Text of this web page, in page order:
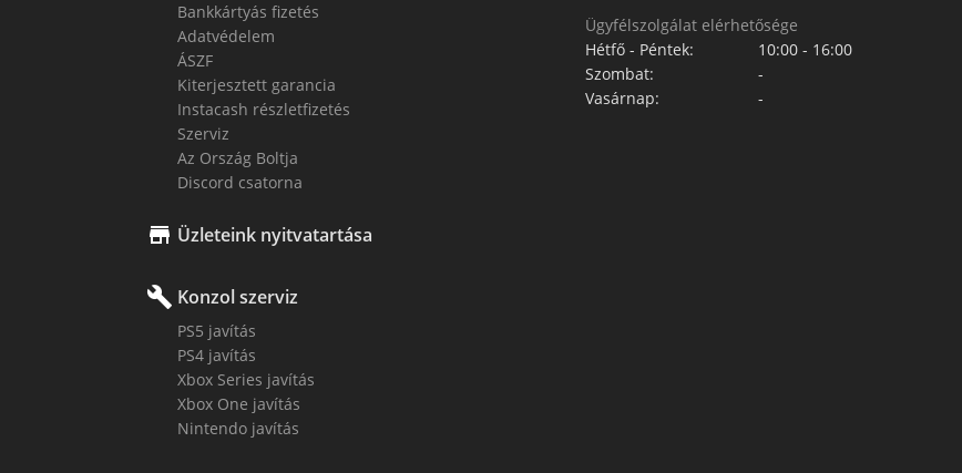
Bankkártyás fizetés
Adatvédelem
ÁSZF
Kiterjesztett garancia
Instacash részletfizetés
Szerviz
Az Ország Boltja
Discord csatorna
 Üzleteink nyitvatartása
build Konzol szerviz
PS5 javítás
PS4 javítás
Xbox Series javítás
Xbox One javítás
Nintendo javítás
Ügyfélszolgálat elérhetősége
Hétfő - Péntek:
10:00 - 16:00
Szombat:
-
Vasárnap:
-